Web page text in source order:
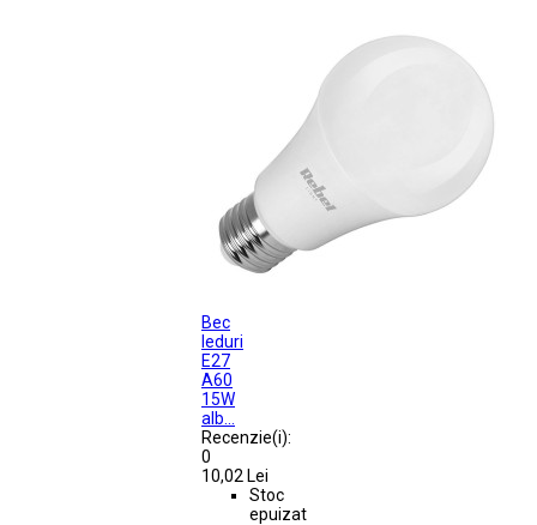
Bec
leduri
E27
A60
15W
alb...
Recenzie(i):
0
10,02 Lei
Stoc
epuizat